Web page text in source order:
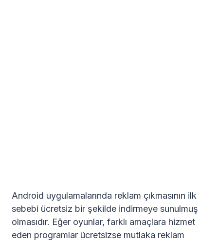
Android uygulamalarında reklam çıkmasının ilk
sebebi ücretsiz bir şekilde indirmeye sunulmuş
olmasıdır. Eğer oyunlar, farklı amaçlara hizmet
eden programlar ücretsizse mutlaka reklam